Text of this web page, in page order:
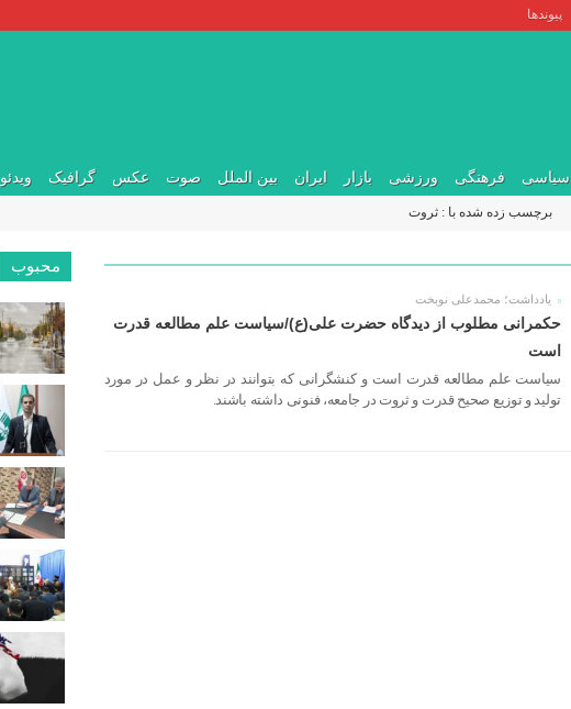
پیوندها
سیاسی فرهنگی ورزشی بازار ایران بین الملل صوت عکس گرافیک ویدئو
برچسب زده شده با : ثروت
یادداشت؛ محمدعلی نوبخت
حکمرانی مطلوب از دیدگاه حضرت علی(ع)/سیاست علم مطالعه قدرت
است
سیاست علم مطالعه قدرت است و کنشگرانی که بتوانند در نظر و عمل در مورد
تولید و توزیع صحیح قدرت و ثروت در جامعه، فنونی داشته باشند.
محبوب